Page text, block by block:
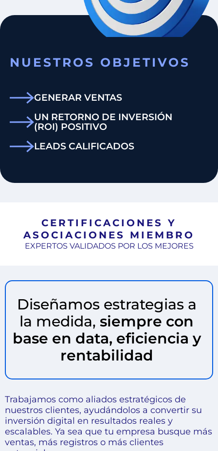
NUESTROS OBJETIVOS
GENERAR VENTAS
UN RETORNO DE INVERSIÓN
(ROI) POSITIVO
LEADS CALIFICADOS
CERTIFICACIONES Y
ASOCIACIONES MIEMBRO
EXPERTOS VALIDADOS POR LOS MEJORES
Diseñamos estrategias a
la medida, siempre con
base en data, eficiencia y
rentabilidad
Trabajamos como aliados estratégicos de
nuestros clientes, ayudándolos a convertir su
inversión digital en resultados reales y
escalables. Ya sea que tu empresa busque más
ventas, más registros o más clientes